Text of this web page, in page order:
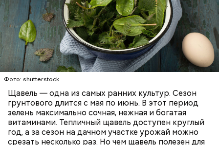
Фото: shutterstock
Щавель — одна из самых ранних культур. Сезон
грунтового длится с мая по июнь. В этот период
зелень максимально сочная, нежная и богатая
витаминами. Тепличный щавель доступен круглый
год, а за сезон на дачном участке урожай можно
срезать несколько раз. Но чем щавель полезен для
Опасность же щавеля состоит в том, что он
содержит большое количество щавелевой кислоты,
которая может способствовать образованию
ЗДОРОВЬЕ ВРАЧИ
РАСТЕНИЯ
ПРОДУКТЫ
— Я советую есть не более одного зубчика чеснока
в сыром виде в день. Тем не менее некоторым
людям стоит вообще отказаться от данного
продукта. Например, тем, у кого есть проблемы с
желудочно-кишечным трактом. Эфирные масла
оказывают раздражающее действие на слизистые
оболочки кишечника и могут вызвать обострение,
— предупредила Соломатина.